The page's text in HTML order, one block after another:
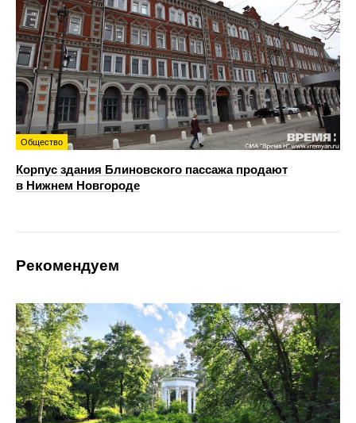
Общество
Корпус здания Блиновского пассажа продают
в Нижнем Новгороде
Рекомендуем